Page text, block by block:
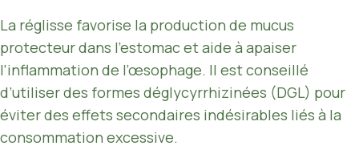
La réglisse favorise la production de mucus
protecteur dans l’estomac et aide à apaiser
l’inflammation de l’œsophage. Il est conseillé
d’utiliser des formes déglycyrrhizinées (DGL) pour
éviter des effets secondaires indésirables liés à la
consommation excessive.